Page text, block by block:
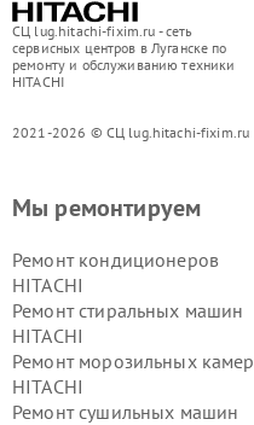
СЦ lug.hitachi-fixim.ru - сеть
сервисных центров в Луганске по
ремонту и обслуживанию техники
HITACHI
2021-2026 © СЦ lug.hitachi-fixim.ru
Мы ремонтируем
Ремонт кондиционеров
HITACHI
Ремонт стиральных машин
HITACHI
Ремонт морозильных камер
HITACHI
Ремонт сушильных машин